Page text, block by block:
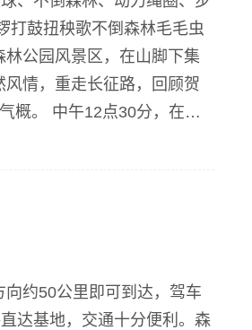
打鼓扭秧歌不倒森林毛毛虫
公园风景区，在山脚下集
情，重走长征路，回顾贺
概。 中午12点30分，在华
约50公里即可到达，驾车
达基地，交通十分便利。森